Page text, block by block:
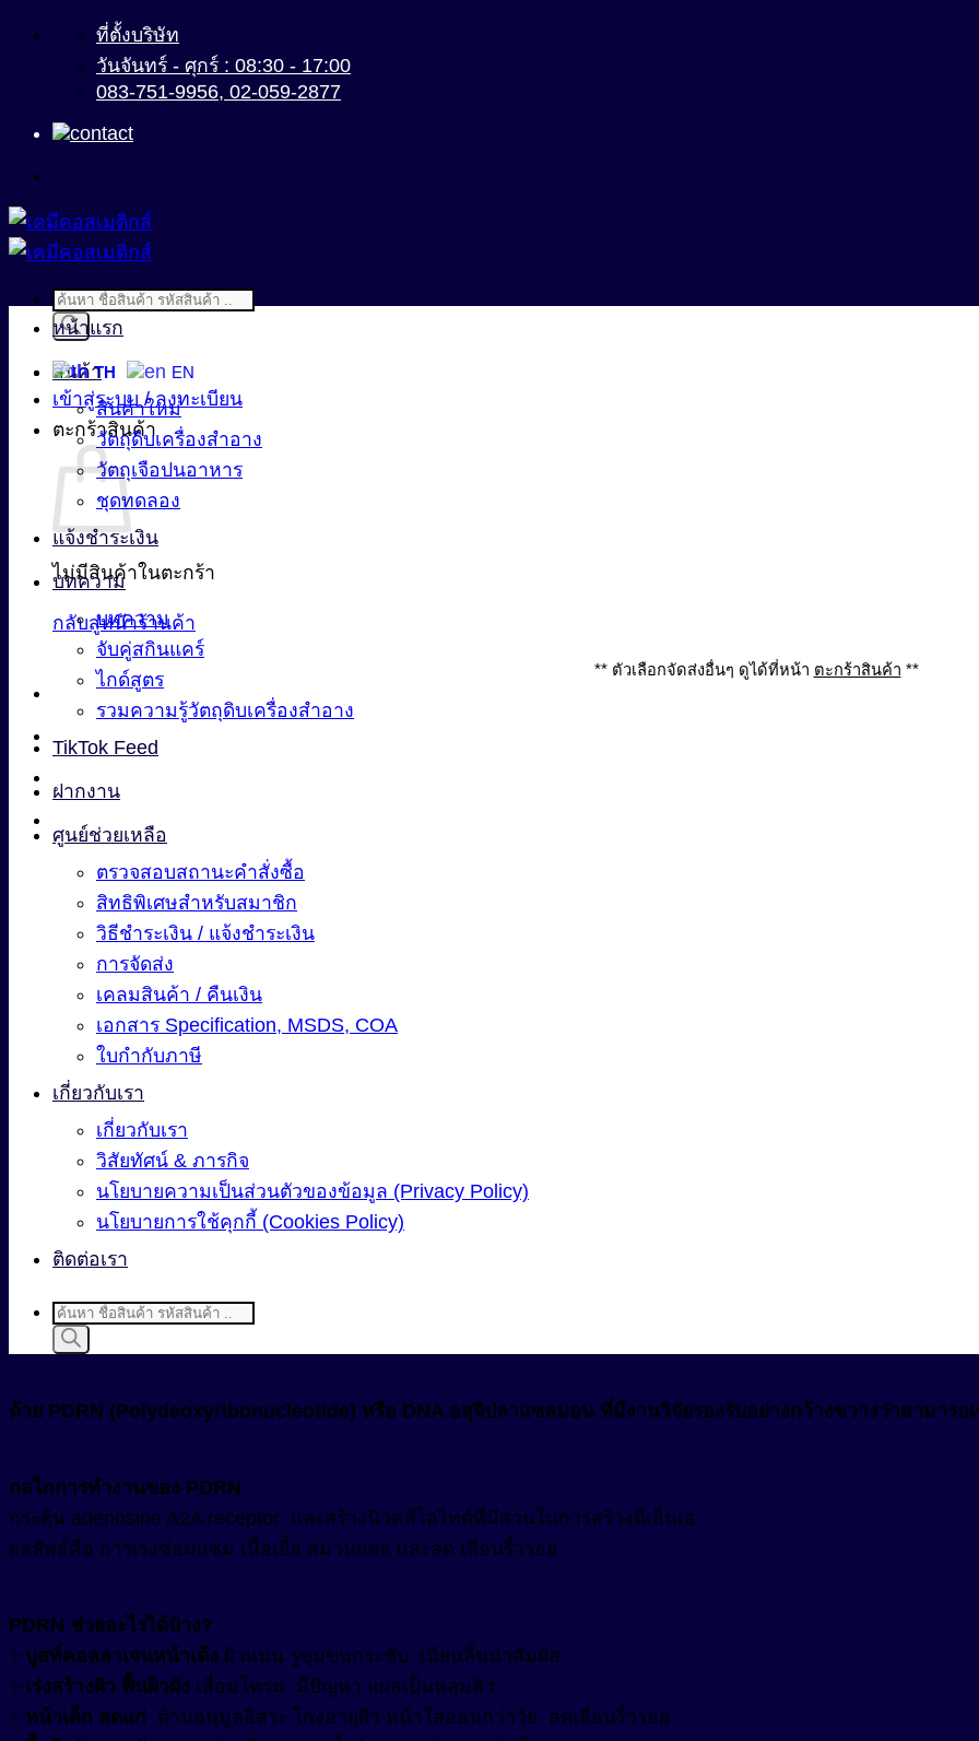
ข้าม
เนื้อหา
ที่ตั้งบริษัท
วันจันทร์ - ศุกร์ : 08:30 - 17:00
083-751-9956, 02-059-2877
Products
search
TH EN
เข้าสู่ระบบ / ลงทะเบียน
ตะกร้าสินค้า
ไม่มีสินค้าในตะกร้า
กลับสู่หน้าร้านค้า
** ตัวเลือกจัดส่งอื่นๆ ดูได้ที่หน้า ตะกร้าสินค้า **
หน้าแรก
สินค้า
สินค้าใหม่
วัตถุดิบเครื่องสำอาง
วัตถุเจือปนอาหาร
ชุดทดลอง
แจ้งชำระเงิน
บทความ
บทความ
จับคู่สกินแคร์
ไกด์สูตร
รวมความรู้วัตถุดิบเครื่องสำอาง
TikTok Feed
ฝากงาน
ศูนย์ช่วยเหลือ
ตรวจสอบสถานะคำสั่งซื้อ
สิทธิพิเศษสำหรับสมาชิก
วิธีชำระเงิน / แจ้งชำระเงิน
การจัดส่ง
เคลมสินค้า / คืนเงิน
เอกสาร Specification, MSDS, COA
ใบกำกับภาษี
เกี่ยวกับเรา
เกี่ยวกับเรา
วิสัยทัศน์ & ภารกิจ
นโยบายความเป็นส่วนตัวของข้อมูล (Privacy Policy)
นโยบายการใช้คุกกี้ (Cookies Policy)
ติดต่อเรา
Products
search
ด้วย PDRN (Polydeoxyribonucleotide) หรือ DNA อสุจิปลาแซลมอน ที่มีงานวิจัยรองรับอย่างกว้างขวางว่าสามาร
กลไกการทำงานของ PDRN
กระตุ้น adenosine A2A receptor และสร้างนิวคลีโอไทด์ที่มีส่วนในการสร้างดีเอ็นเอ
ผลลัพธ์คือ การเร่งซ่อมแซม เนื้อเยื่อ สมานแผล และลด เลือนริ้วรอย
PDRN ช่วยอะไรได้บ้าง?
✨บูสท์คอลลาเจนหน้าเด้ง ผิวแน่น รูขุมขนกระชับ เนียนลื่นน่าสัมผัส
✨เร่งสร้างผิว ฟื้นผิวผัง เสื่อมโทรม มีปัญหา แผลเป็นหลุมสิว
✨หน้าเด็ก ลดแก่ ต้านอนุมูลอิสระ โกงอายุผิว หน้าใสอ่อนกว่าวัย ลดเลือนริ้วรอย